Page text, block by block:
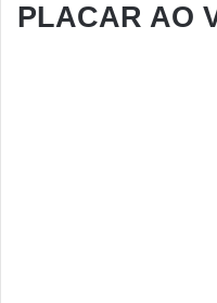
PLACAR AO